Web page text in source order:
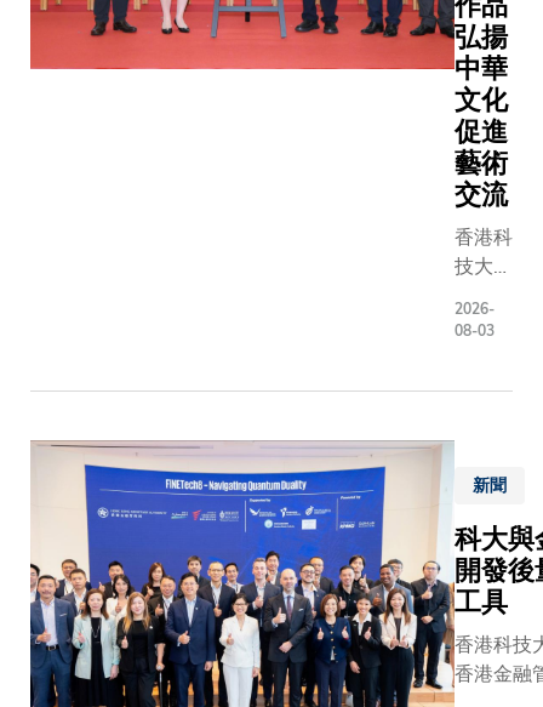
究員
SOLÍS博
祐銘，以
關小紅教
在現行的
業界普遍
序」降解
物。然而
有機碳」
應，將
化為不溶
聚合物，
收。然而
學失衡的
污染物的
的處理效
弘揚
中華
文化
促進
藝術
交流
香港科
技大學
大）獲
捐贈
35幅
《漢字
頌》系
列書法
作品，
並於8
2026-
08-03
新聞
科大與
開發後
工具
香港科技
香港金融